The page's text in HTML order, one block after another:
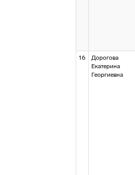
16
Дорогова
Екатерина
Георгиевна